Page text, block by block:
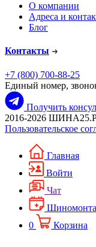
О компании
Адреса и
Блог
Контакты
+7 (800) 700-88-25
Единый номер,
Получить
2016-2026
Пользовательское
Главная
Войти
Чат
0
Корзина